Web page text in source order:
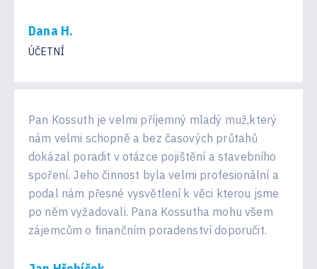
Dana H.
ÚČETNÍ
Pan Kossuth je velmi příjemný mladý muž,který
nám velmi schopně a bez časových průtahů
dokázal poradit v otázce pojištění a stavebního
spoření. Jeho činnost byla velmi profesionální a
podal nám přesné vysvětlení k věci kterou jsme
po něm vyžadovali. Pana Kossutha mohu všem
zájemcům o finančním poradenství doporučit.